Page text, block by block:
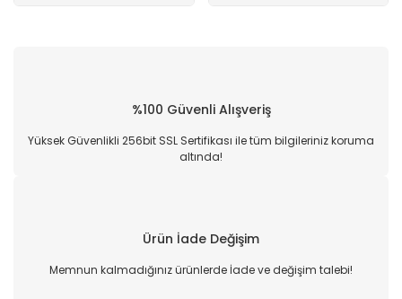
%100 Güvenli Alışveriş
Yüksek Güvenlikli 256bit SSL Sertifikası ile tüm bilgileriniz koruma
altında!
Ürün İade Değişim
Memnun kalmadığınız ürünlerde İade ve değişim talebi!